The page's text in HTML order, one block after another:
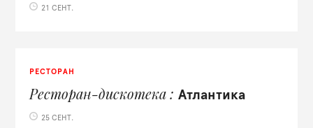
21 СЕНТ.
РЕСТОРАН
Ресторан-дискотека Атлантика
25 СЕНТ.